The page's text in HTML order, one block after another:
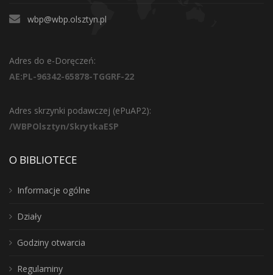
wbp@wbp.olsztyn.pl
Adres do e-Doręczeń:
AE:PL-96342-65878-TGGRF-22
Adres skrzynki podawczej (ePuAP2):
/WBPOlsztyn/SkrytkaESP
O BIBLIOTECE
Informacje ogólne
Działy
Godziny otwarcia
Regulaminy